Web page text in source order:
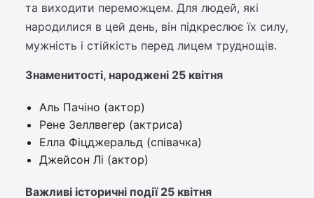
та виходити переможцем. Для людей, які
народилися в цей день, він підкреслює їх силу,
мужність і стійкість перед лицем труднощів.
Знаменитості, народжені 25 квітня
Аль Пачіно (актор)
Рене Зеллвегер (актриса)
Елла Фіцджеральд (співачка)
Джейсон Лі (актор)
Важливі історичні події 25 квітня